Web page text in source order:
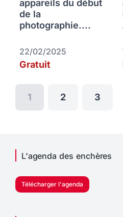
appareils du début
de la
photographie....
22/02/2025
Gratuit
1 2 3
L'agenda des enchères
Télécharger l'agenda